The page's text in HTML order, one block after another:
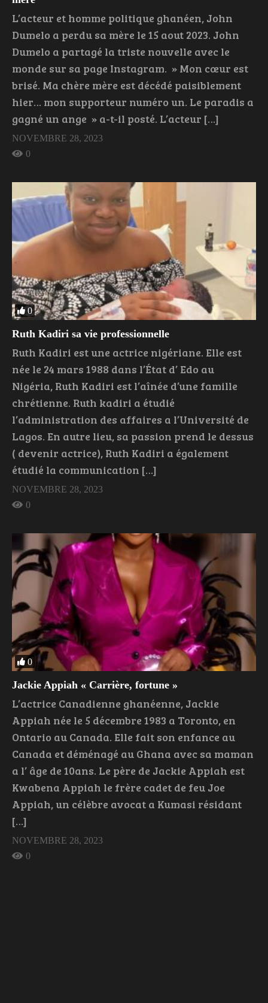
L’acteur et homme politique ghanéen, John
Dumelo a perdu sa mère le 15 aout 2023. John
Dumelo a partagé la triste nouvelle avec le
monde sur sa page Instagram. » Mon cœur est
brisé. Ma chère mère est décédé paisiblement
hier… mon supporteur numéro un. Le paradis a
gagné un ange » a-t-il posté. L’acteur […]
NOVEMBRE 28, 2023
0
0
Ruth Kadiri sa vie professionnelle
Ruth Kadiri est une actrice nigériane. Elle est
née le 24 mars 1988 dans l’État d’ Edo au
Nigéria, Ruth Kadiri est l’aînée d’une famille
chrétienne. Ruth kadiri a étudié
l’administration des affaires a l’Université de
Lagos. En autre lieu, sa passion prend le dessus
( devenir actrice), Ruth Kadiri a également
étudié la communication […]
NOVEMBRE 28, 2023
0
0
Jackie Appiah « Carrière, fortune »
L’actrice Canadienne ghanéenne, Jackie
Appiah née le 5 décembre 1983 a Toronto, en
Ontario au Canada. Elle fait son enfance au
Canada et déménagé au Ghana avec sa maman
a l’ âge de 10ans. Le père de Jackie Appiah est
Kwabena Appiah le frère cadet de feu Joe
Appiah, un célèbre avocat a Kumasi résidant
[…]
NOVEMBRE 28, 2023
0